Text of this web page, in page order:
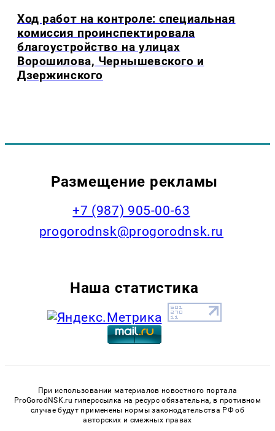
Ход работ на контроле: специальная
комиссия проинспектировала
благоустройство на улицах
Ворошилова, Чернышевского и
Дзержинского
Размещение рекламы
+7 (987) 905-00-63
progorodnsk@progorodnsk.ru
Наша статистика
При использовании материалов новостного портала
ProGorodNSK.ru гиперссылка на ресурс обязательна, в противном
случае будут применены нормы законодательства РФ об
авторских и смежных правах